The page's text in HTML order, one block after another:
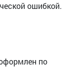
ошибкой.
по